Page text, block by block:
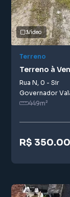
Vídeo
Terreno
Terreno à
Rua N, 0 - Sir
Governador
449m²
R$